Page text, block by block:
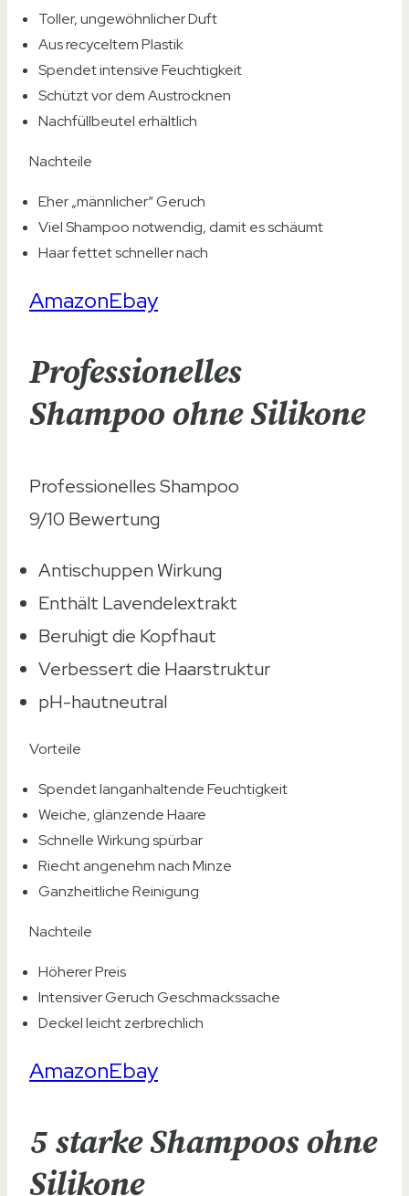
Toller, ungewöhnlicher Duft
Aus recyceltem Plastik
Spendet intensive Feuchtigkeit
Schützt vor dem Austrocknen
Nachfüllbeutel erhältlich
Nachteile
Eher „männlicher“ Geruch
Viel Shampoo notwendig, damit es schäumt
Haar fettet schneller nach
AmazonEbay
Professionelles
Shampoo ohne Silikone
Professionelles Shampoo
9/10 Bewertung
Antischuppen Wirkung
Enthält Lavendelextrakt
Beruhigt die Kopfhaut
Verbessert die Haarstruktur
pH-hautneutral
Vorteile
Spendet langanhaltende Feuchtigkeit
Weiche, glänzende Haare
Schnelle Wirkung spürbar
Riecht angenehm nach Minze
Ganzheitliche Reinigung
Nachteile
Höherer Preis
Intensiver Geruch Geschmackssache
Deckel leicht zerbrechlich
AmazonEbay
5 starke Shampoos ohne
Silikone